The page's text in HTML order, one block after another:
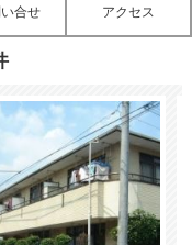
合せ アクセス